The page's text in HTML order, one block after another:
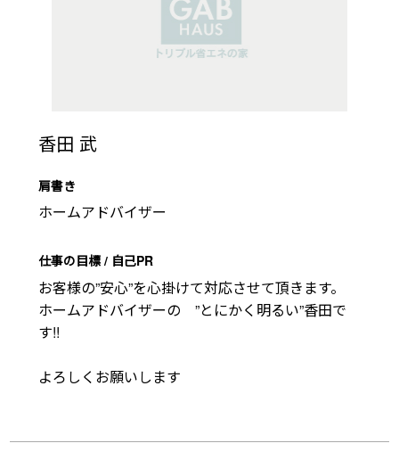
香田 武
肩書き
ホームアドバイザー
仕事の目標 / 自己PR
お客様の”安心”を心掛けて対応させて頂きます。
ホームアドバイザーの　”とにかく明るい”香田で
す!!
よろしくお願いします